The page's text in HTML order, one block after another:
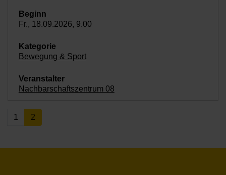
Fr., 18.09.2026, 9.00
Bewegung & Sport
Nachbarschaftszentrum 08
1 2